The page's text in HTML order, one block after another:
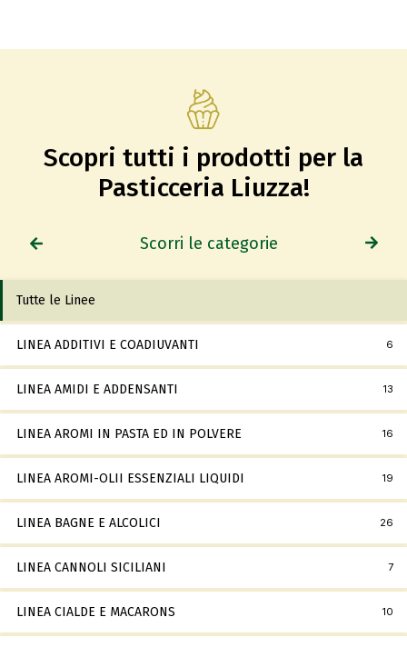
Scopri tutti i prodotti per la
Pasticceria Liuzza!
Scorri le categorie
Tutte le Linee
LINEA ADDITIVI E COADIUVANTI 6
LINEA AMIDI E ADDENSANTI 13
LINEA AROMI IN PASTA ED IN POLVERE 16
LINEA AROMI-OLII ESSENZIALI LIQUIDI 19
LINEA BAGNE E ALCOLICI 26
LINEA CANNOLI SICILIANI 7
LINEA CIALDE E MACARONS 10